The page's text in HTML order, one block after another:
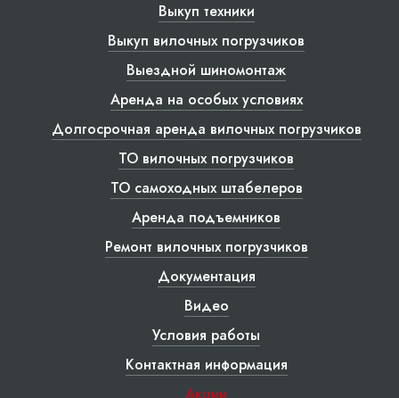
Выкуп техники
Выкуп вилочных погрузчиков
Выездной шиномонтаж
Аренда на особых условиях
Долгосрочная аренда вилочных погрузчиков
ТО вилочных погрузчиков
ТО самоходных штабелеров
Аренда подъемников
Ремонт вилочных погрузчиков
Документация
Видео
Условия работы
Контактная информация